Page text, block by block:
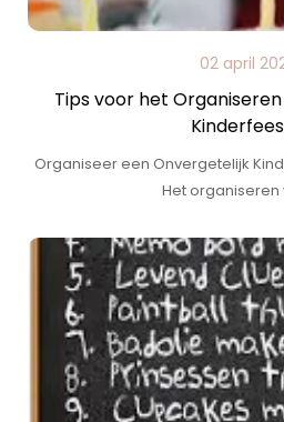
02 april
Tips voor het
Organiseer een Onvergetelijk
Het organiseren